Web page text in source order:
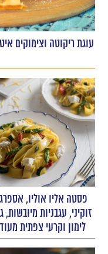
עוגת ריקוטה וצימוקים
פסטה אליו אוליו,
זוקיני, עגבניות מיובשות,
לימון וקרעי צפתית